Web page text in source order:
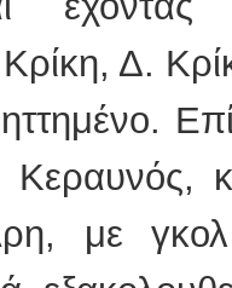
Δ.
με